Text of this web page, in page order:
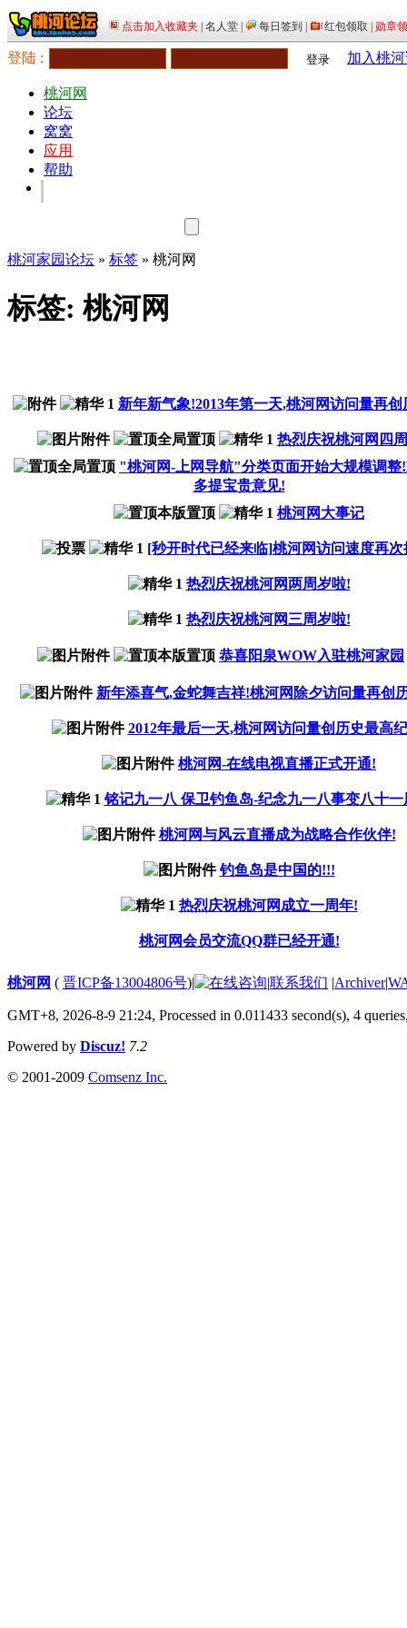
登陆 : 登录 加入桃
桃河网
论坛
窝窝
应用
帮助
桃河家园论坛 » 标签 » 桃河网
标签: 桃河网
新年新气象!2013年第一天,桃河网访问量再
热烈庆祝桃河网四
"桃河网-上网导航"分类页面开始大规模调整
多提宝贵意见!
桃河网大事记
[秒开时代已经来临]桃河网访问速度再次
热烈庆祝桃河网两周岁啦!
热烈庆祝桃河网三周岁啦!
恭喜阳泉WOW入驻桃河家园
新年添喜气,金蛇舞吉祥!桃河网除夕访问量再创
2012年最后一天,桃河网访问量创历史最高
桃河网-在线电视直播正式开通!
铭记九一八 保卫钓鱼岛-纪念九一八事变八十一
桃河网与风云直播成为战略合作伙伴!
钓鱼岛是中国的!!!
热烈庆祝桃河网成立一周年!
桃河网会员交流QQ群已经开通!
桃河网 ( 晋ICP备13004806号)| |联系我们 |Archiver|
GMT+8, 2026-8-9 21:24, Processed in 0.011433 second(s), 4
Powered by Discuz! 7.2
© 2001-2009 Comsenz Inc.